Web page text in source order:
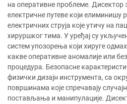
на оперативне проблеме. Дисектор
електричне путеве који елиминишу
електричних струја које утичу на
хируршког тима. У уређај су
систем упозорења који хируге
какве оперативне аномалије или
процедура. Безопасне
физички дизајн инструмента, са
површинама које спречавају
постављања и манипулације.